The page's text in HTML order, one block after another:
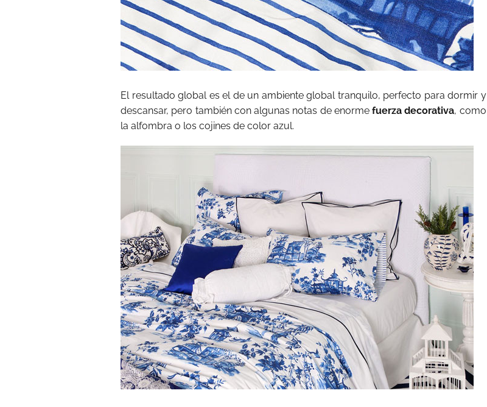
El resultado global es el de un ambiente global tranquilo, perfecto para dormir y
descansar, pero también con algunas notas de enormefuerza decorativa, como
la alfombra o los cojines de color azul.